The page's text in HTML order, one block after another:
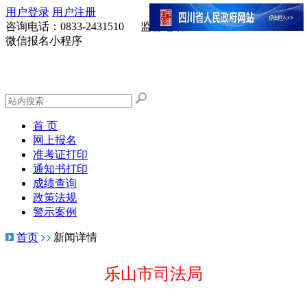
用户登录 用户注册
咨询电话：0833-2431510 监督电话：0833-2278122
微信报名小程序
首 页
网上报名
准考证打印
通知书打印
成绩查询
政策法规
警示案例
首页 新闻详情
乐山市司法局